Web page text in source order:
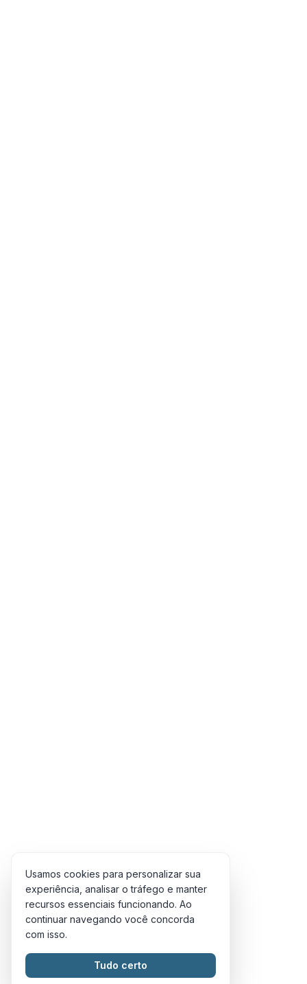
Usamos cookies para personalizar sua
experiência, analisar o tráfego e manter
recursos essenciais funcionando. Ao
continuar navegando você concorda
com isso.
Tudo certo